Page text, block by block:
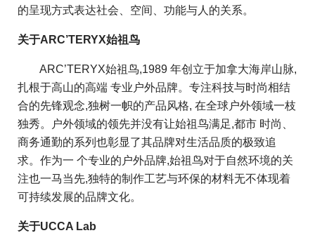
的呈现方式表达社会、空间、功能与人的关系。
关于ARC’TERYX始祖鸟
ARC’TERYX始祖鸟,1989 年创立于加拿大海岸山脉,
扎根于高山的高端 专业户外品牌。专注科技与时尚相结
合的先锋观念,独树一帜的产品风格, 在全球户外领域一枝
独秀。户外领域的领先并没有让始祖鸟满足,都市 时尚、
商务通勤的系列也彰显了其品牌对生活品质的极致追
求。作为一 个专业的户外品牌,始祖鸟对于自然环境的关
注也一马当先,独特的制作工艺与环保的材料无不体现着
可持续发展的品牌文化。
关于UCCA Lab